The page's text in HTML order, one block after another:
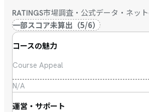
RATINGS市場調査・公式データ・ネッ
一部スコア未算出 （5/6）
コースの魅力
Course Appeal
N/A
運営・サポート